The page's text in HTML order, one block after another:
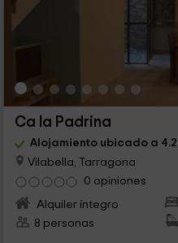
Ca la Padrina
Alojamiento ubicado a
Vilabella, Tarragona
0 opiniones
Alquiler íntegro
8 personas